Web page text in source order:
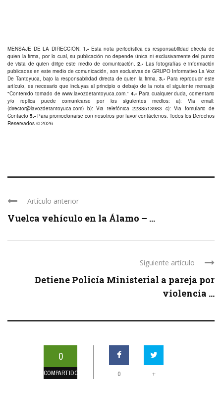
MENSAJE DE LA DIRECCIÓN:1.- Esta nota periodística es responsabilidad directa de
quien la firma, por lo cual, su publicación no depende única ni exclusivamente del punto
de vista de quien dirige este medio de comunicación.2.- Las fotografías e información
publicadas en este medio de comunicación, son exclusivas de GRUPO Informativo La Voz
De Tantoyuca, bajo la responsabilidad directa de quien la firma.3.- Para reproducir este
artículo, es necesario que incluyas al principio o debajo de la nota el siguiente mensaje
"Contenido tomado dewww.lavozdetantoyuca.com." 4.- Para cualquier duda, comentario
y/o replica puede comunicarse por los siguientes medios: a): Via email:
(director@lavozdetantoyuca.com) b): Via telefónica 2288513983 c): Via fomulario de
Contacto 5.- Para promocionarse con nosotros por favorcontáctenos. Todos los Derechos
Reservados © 2026
Artículo anterior
Vuelca vehículo en la Álamo – ...
Siguiente artículo
Detiene Policía Ministerial a pareja por
violencia ...
0
COMPARTIDOS 0 +